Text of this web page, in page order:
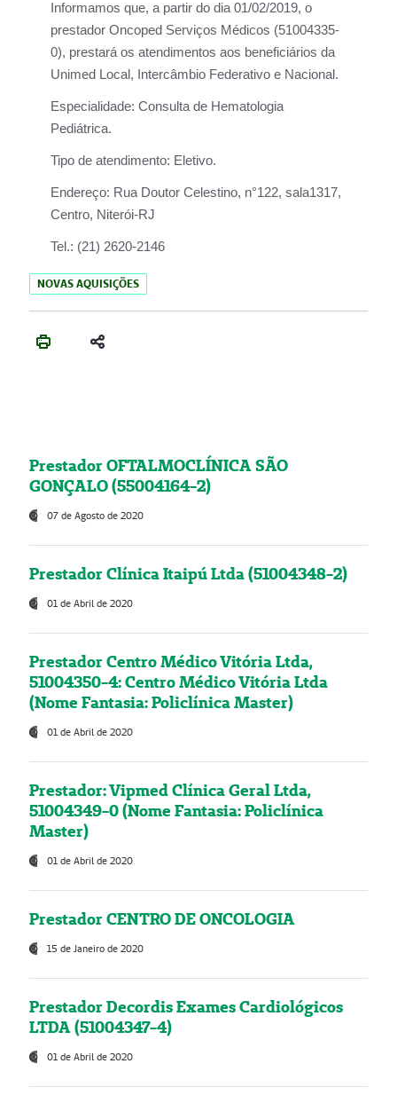
Informamos que, a partir do dia 01/02/2019, o
prestador Oncoped Serviços Médicos (51004335-
0), prestará os atendimentos aos beneficiários da
Unimed Local, Intercâmbio Federativo e Nacional.
Especialidade: Consulta de Hematologia
Pediátrica.
Tipo de atendimento: Eletivo.
Endereço: Rua Doutor Celestino, n°122, sala1317,
Centro, Niterói-RJ
Tel.: (21) 2620-2146
NOVAS AQUISIÇÕES
Prestador OFTALMOCLÍNICA SÃO
GONÇALO (55004164-2)
07 de Agosto de 2020
Prestador Clínica Itaipú Ltda (51004348-2)
01 de Abril de 2020
Prestador Centro Médico Vitória Ltda,
51004350-4: Centro Médico Vitória Ltda
(Nome Fantasia: Policlínica Master)
01 de Abril de 2020
Prestador: Vipmed Clínica Geral Ltda,
51004349-0 (Nome Fantasia: Policlínica
Master)
01 de Abril de 2020
Prestador CENTRO DE ONCOLOGIA
15 de Janeiro de 2020
Prestador Decordis Exames Cardiológicos
LTDA (51004347-4)
01 de Abril de 2020